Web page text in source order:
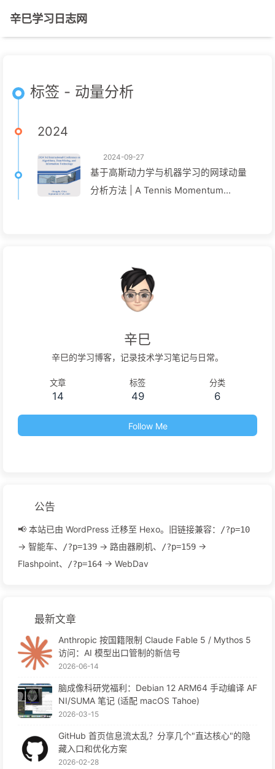
辛巳学习日志网
标签 - 动量分析
2024
2024-09-27
基于高斯动力学与机器学习的网球动量
分析方法 | A Tennis Momentum
辛巳
辛巳的学习博客，记录技术学习笔记与日常。
文章
14
标签
49
分类
6
Follow Me
公告
📢 本站已由 WordPress 迁移至 Hexo。旧链接兼容： /?p=10
→ 智能车、 /?p=139 → 路由器刷机、 /?p=159 →
Flashpoint、
/?p=164 → WebDav
最新文章
Anthropic 按国籍限制 Claude Fable 5 / Mythos 5
访问：AI 模型出口管制的新信号
2026-06-14
脑成像科研党福利：Debian 12 ARM64 手动编译 AF
NI/SUMA 笔记 (适配 macOS Tahoe)
2026-03-15
GitHub 首页信息流太乱？分享几个"直达核心"的隐
藏入口和优化方案
2026-02-28